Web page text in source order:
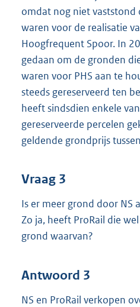
omdat nog niet vaststond
waren voor de realisatie
Hoogfrequent Spoor. In
gedaan om de gronden
waren voor PHS aan te
steeds gereserveerd ten
heeft sindsdien enkele
gereserveerde percelen
geldende grondprijs
Vraag 3
Is er meer grond door NS
Zo ja, heeft ProRail die
grond waarvan?
Antwoord 3
NS en ProRail verkopen